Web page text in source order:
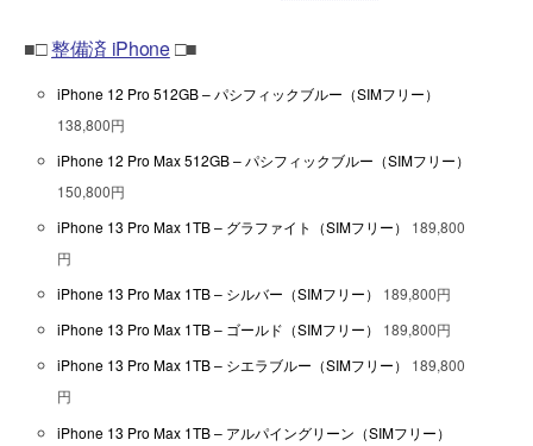
■□整備済 iPhone□■
iPhone 12 Pro 512GB – パシフィックブルー（SIMフリー）
138,800円
iPhone 12 Pro Max 512GB – パシフィックブルー（SIMフリー）
150,800円
iPhone 13 Pro Max 1TB – グラファイト（SIMフリー）
189,800
円
iPhone 13 Pro Max 1TB – シルバー（SIMフリー）
189,800円
iPhone 13 Pro Max 1TB – ゴールド（SIMフリー）
189,800円
iPhone 13 Pro Max 1TB – シエラブルー（SIMフリー）
189,800
円
iPhone 13 Pro Max 1TB – アルパイングリーン（SIMフリー）